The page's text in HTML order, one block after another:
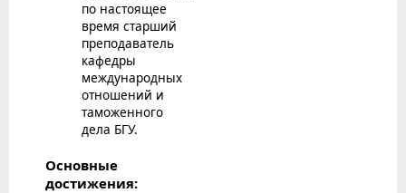
по настоящее
время старший
преподаватель
кафедры
международных
отношений и
таможенного
дела БГУ.
Основные
достижения: